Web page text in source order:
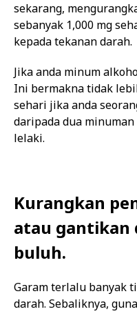
sekarang,
sebanyak 1,000 mg
kepada tekanan darah.
Jika anda minum
Ini bermakna tidak
sehari jika anda
daripada dua
lelaki.
Kurangkan
atau gantikan
buluh.
Garam terlalu banyak
darah. Sebaliknya,